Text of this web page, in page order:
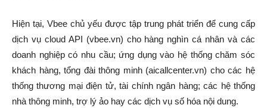
Hiện tại, Vbee chủ yếu được tập trung phát triển để cung cấp
dịch vụ cloud API (vbee.vn) cho hàng nghìn cá nhân và các
doanh nghiệp có nhu cầu; ứng dụng vào hệ thống chăm sóc
khách hàng, tổng đài thông minh (aicallcenter.vn) cho các hệ
thống thương mại điện tử, tài chính ngân hàng; các hệ thống
nhà thông minh, trợ lý ảo hay các dịch vụ số hóa nội dung.